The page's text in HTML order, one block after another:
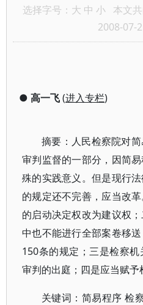
选择字号： 大 中 小 本文
2008-07-
● 高一飞(进入专栏)
摘要：人民检察院对
审判监督的一部分，因简
殊的实践意义。但是现行
的规定还不完善，应当改
的启动决定权改为建议权
中也不能进行全部案卷移
150条的规定；三是检察
审判的出庭；四是应当赋予
关键词：简易程序 检